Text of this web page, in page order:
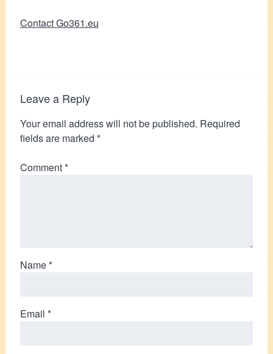
Contact Go361.eu
Leave a Reply
Your email address will not be published. Required
fields are marked *
Comment*
Name*
Email *